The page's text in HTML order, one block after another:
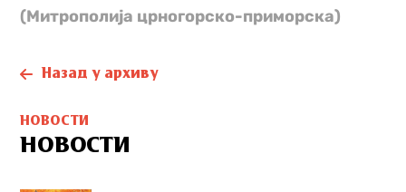
(Митрополија црногорско-приморска)
Назад у архиву
НОВОСТИ
НОВОСТИ